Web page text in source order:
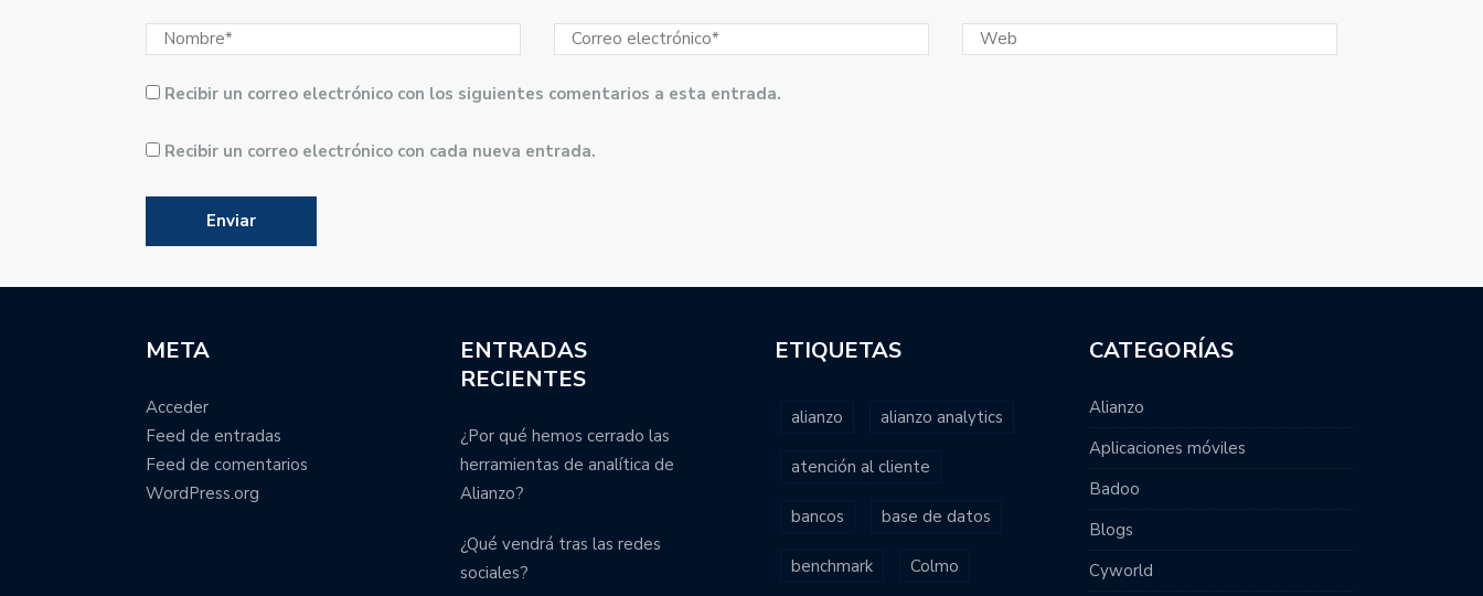
Recibir un correo electrónico con los siguientes comentarios a esta entrada.
Recibir un correo electrónico con cada nueva entrada.
META
Acceder
Feed de entradas
Feed de comentarios
WordPress.org
ENTRADAS
RECIENTES
¿Por qué hemos cerrado las
herramientas de analítica de
Alianzo?
¿Qué vendrá tras las redes
sociales?
ETIQUETAS
alianzo alianzo analytics
atención al cliente
bancos base de datos
benchmark Colmo
CATEGORÍAS
Alianzo
Aplicaciones móviles
Badoo
Blogs
Cyworld